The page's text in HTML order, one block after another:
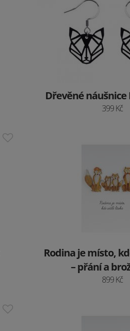
Dřevěné náušnice
399 Kč
Rodina je místo,
– přání a
899 Kč